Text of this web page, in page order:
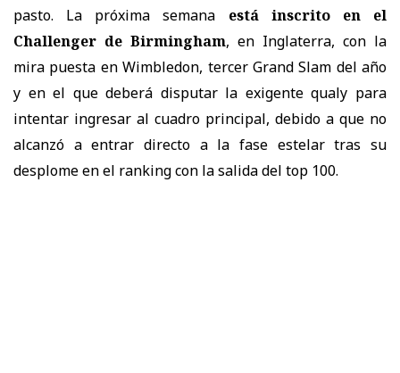
pasto. La próxima semana está inscrito en el
Challenger de Birmingham, en Inglaterra, con la
mira puesta en Wimbledon, tercer Grand Slam del año
y en el que deberá disputar la exigente qualy para
intentar ingresar al cuadro principal, debido a que no
alcanzó a entrar directo a la fase estelar tras su
desplome en el ranking con la salida del top 100.